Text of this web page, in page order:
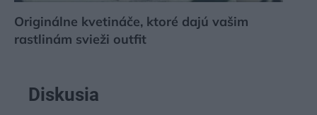
Originálne kvetináče, ktoré dajú vašim
rastlinám svieži outfit
Diskusia